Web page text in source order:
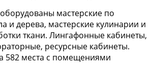
мастерские по
и дерева, мастерские кулинарии и
ткани. Лингафонные кабинеты,
ресурсные кабинеты.
582 места с помещениями